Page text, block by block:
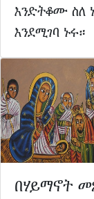
እንድትቆሙ ስለ
እንደሚገባ ኑሩ።
በሃይማኖት